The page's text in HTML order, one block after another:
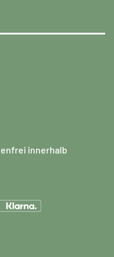
innerhalb